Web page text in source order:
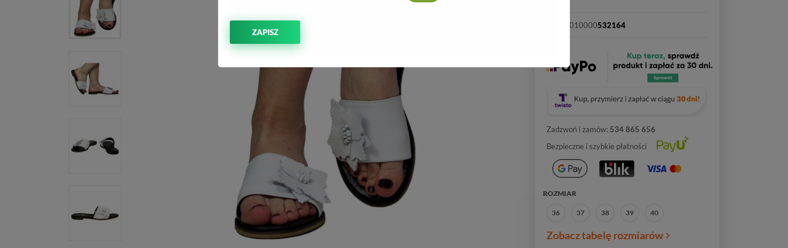
2010000532164
Zadzwoń i zamów: 534 865 656
Bezpieczne i szybkie płatności
ROZMIAR
36 37 38 39 40
Zobacz tabelę rozmiarów
ZAPISZ